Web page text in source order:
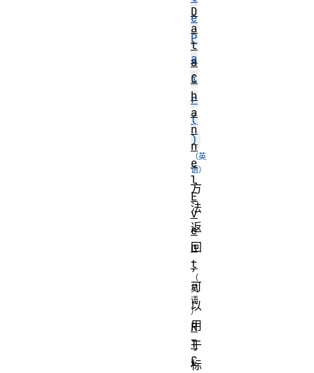
e
P
a
i
r
(
)
方
法
返
回
，
可
以
用
于
标
D
a
t
a
C
h
a
n
n
e
l
E
v
e
n
t
R
T
C